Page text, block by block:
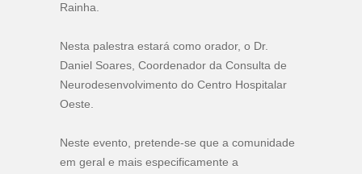
Rainha.
Nesta palestra estará como orador, o Dr.
Daniel Soares, Coordenador da Consulta de
Neurodesenvolvimento do Centro Hospitalar
Oeste.
Neste evento, pretende-se que a comunidade
em geral e mais especificamente a